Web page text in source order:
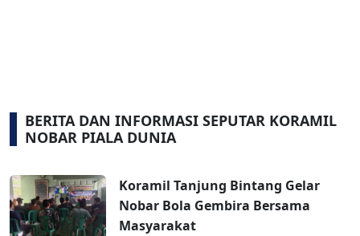
BERITA DAN INFORMASI SEPUTAR KORAMIL
NOBAR PIALA DUNIA
Koramil Tanjung Bintang Gelar
Nobar Bola Gembira Bersama
Masyarakat